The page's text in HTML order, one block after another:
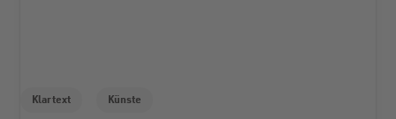
Klartext Künste